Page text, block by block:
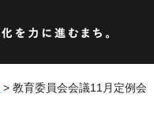
> 教育委員会会議11月定例会